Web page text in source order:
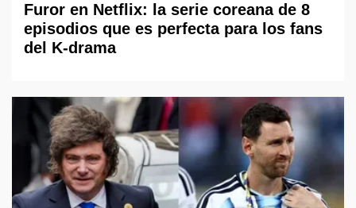
Furor en Netflix: la serie coreana de 8
episodios que es perfecta para los fans
del K-drama